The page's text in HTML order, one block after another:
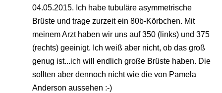
04.05.2015. Ich habe tubuläre asymmetrische
Brüste und trage zurzeit ein 80b-Körbchen. Mit
meinem Arzt haben wir uns auf 350 (links) und 375
(rechts) geeinigt. Ich weiß aber nicht, ob das groß
genug ist...ich will endlich große Brüste haben. Die
sollten aber dennoch nicht wie die von Pamela
Anderson aussehen :-)